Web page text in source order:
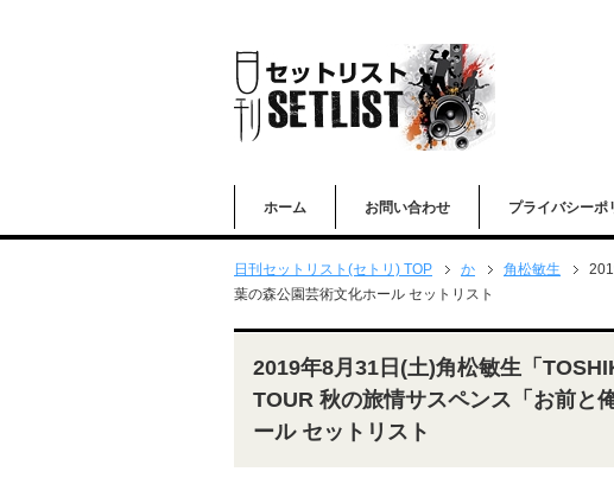
ホーム お問い合わせ プライバシーポ
日刊セットリスト(セトリ) TOP か 角松敏生
葉の森公園芸術文化ホール セットリスト
2019年8月31日(土)角松敏生「
TOUR 秋の旅情サスペンス「お前と
ール セットリスト